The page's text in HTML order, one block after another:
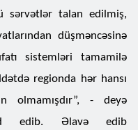
sərvətlər talan edilmiş,
düşməncəsinə
sistemləri tamamilə
regionda hər hansı
olmamışdır”, - deyə
edib. Əlavə edib